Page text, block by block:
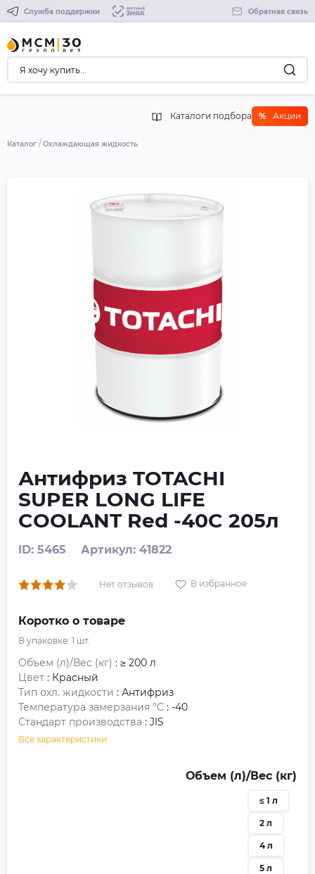
Служба поддержки Обратная связь
Каталоги подбора % Акции
Каталог Охлаждающая жидкость
Антифриз TOTACHI
SUPER LONG LIFE
COOLANT Red -40C 205л
ID: 5465 Артикул: 41822
Нет отзывов В избранное
Коротко о товаре
В упаковке: 1 шт.
Объем (л)/Вес (кг) : ≥ 200 л
Цвет : Красный
Тип охл. жидкости : Антифриз
Температура замерзания °C : -40
Стандарт производства : JIS
Все характеристики
Объем (л)/Вес (кг)
≤ 1 л
2 л
4 л
5 л